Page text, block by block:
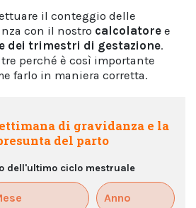
il conteggio delle
con il nostro calcolatore e
dei trimestri di gestazione.
perché è così importante
farlo in maniera corretta.
di gravidanza e la
del parto
dell'ultimo ciclo mestruale